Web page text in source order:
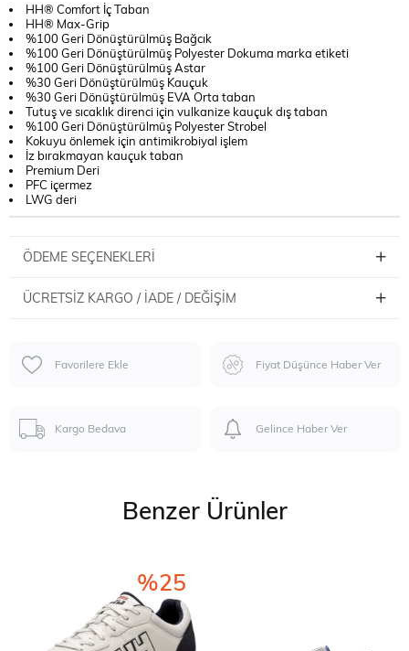
HH® Comfort İç Taban
HH® Max-Grip
%100 Geri Dönüştürülmüş Bağcık
%100 Geri Dönüştürülmüş Polyester Dokuma marka etiketi
%100 Geri Dönüştürülmüş Astar
%30 Geri Dönüştürülmüş Kauçuk
%30 Geri Dönüştürülmüş EVA Orta taban
Tutuş ve sıcaklık direnci için vulkanize kauçuk dış taban
%100 Geri Dönüştürülmüş Polyester Strobel
Kokuyu önlemek için antimikrobiyal işlem
İz bırakmayan kauçuk taban
Premium Deri
PFC içermez
LWG deri
ÖDEME SEÇENEKLERI
ÜCRETSIZ KARGO / İADE / DEĞIŞIM
Favorilere Ekle Fiyat Düşünce Haber Ver
Kargo Bedava Gelince Haber Ver
Benzer Ürünler
%25